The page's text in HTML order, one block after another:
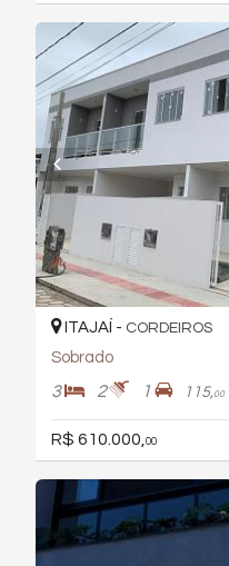
ITAJAÍ - CORDEIROS
Sobrado
3 2 1 115,00
R$ 610.000,00